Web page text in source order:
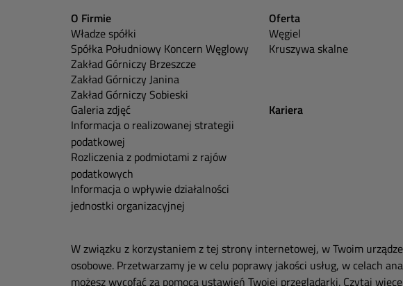
O Firmie
Władze spółki
Spółka Południowy Koncern Węglowy
Zakład Górniczy Brzeszcze
Zakład Górniczy Janina
Zakład Górniczy Sobieski
Galeria zdjęć
Informacja o realizowanej strategii
podatkowej
Rozliczenia z podmiotami z rajów
podatkowych
Informacja o wpływie działalności
jednostki organizacyjnej
Oferta
Węgiel
Kruszywa skalne
Kariera
W związku z korzystaniem z tej strony internetowej, w Twoim
osobowe. Przetwarzamy je w celu poprawy jakości usług, w celach
możesz wycofać za pomocą ustawień Twojej przeglądarki. Czytaj